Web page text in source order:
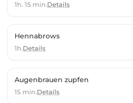
1h. 15 min.Details
Hennabrows
1h.Details
Augenbrauen zupfen
15 min.Details